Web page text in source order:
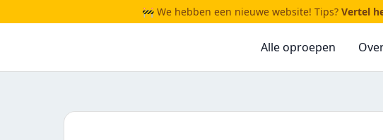
🚧 We hebben een nieuwe website! Tips? Vertel
Alle oproepen